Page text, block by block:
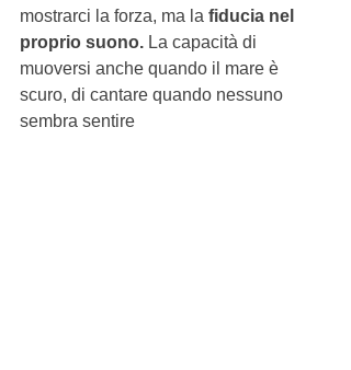
mostrarci la forza, ma la fiducia nel
proprio suono. La capacità di
muoversi anche quando il mare è
scuro, di cantare quando nessuno
sembra sentire